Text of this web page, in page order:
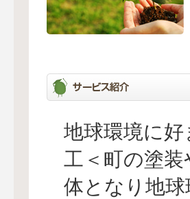
地球環境に
工＜町の塗
体となり地